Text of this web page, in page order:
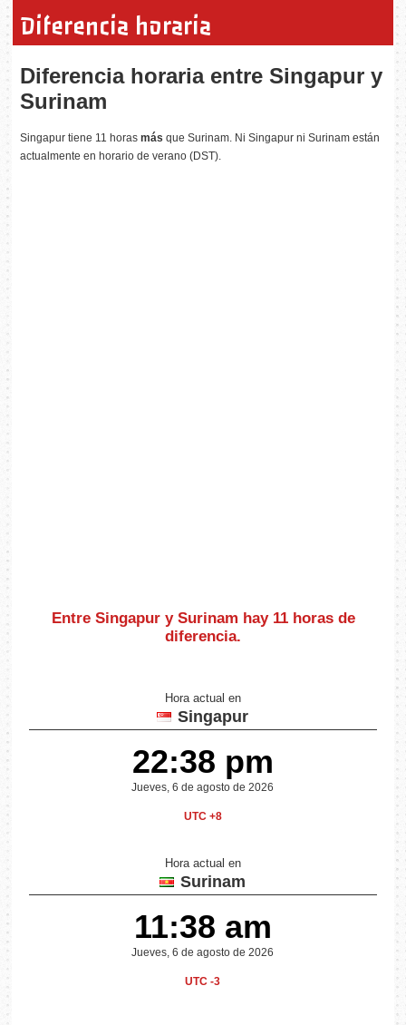
Diferencia horaria
Diferencia horaria entre Singapur y
Surinam
Singapur tiene 11 horasmás que Surinam. Ni Singapur ni Surinam están
actualmente en horario de verano (DST).
Entre Singapur y Surinam hay 11 horas de
diferencia.
Hora actual en
Singapur
22:38 pm
Jueves, 6 de agosto de 2026
UTC +8
Hora actual en
Surinam
11:38 am
Jueves, 6 de agosto de 2026
UTC -3